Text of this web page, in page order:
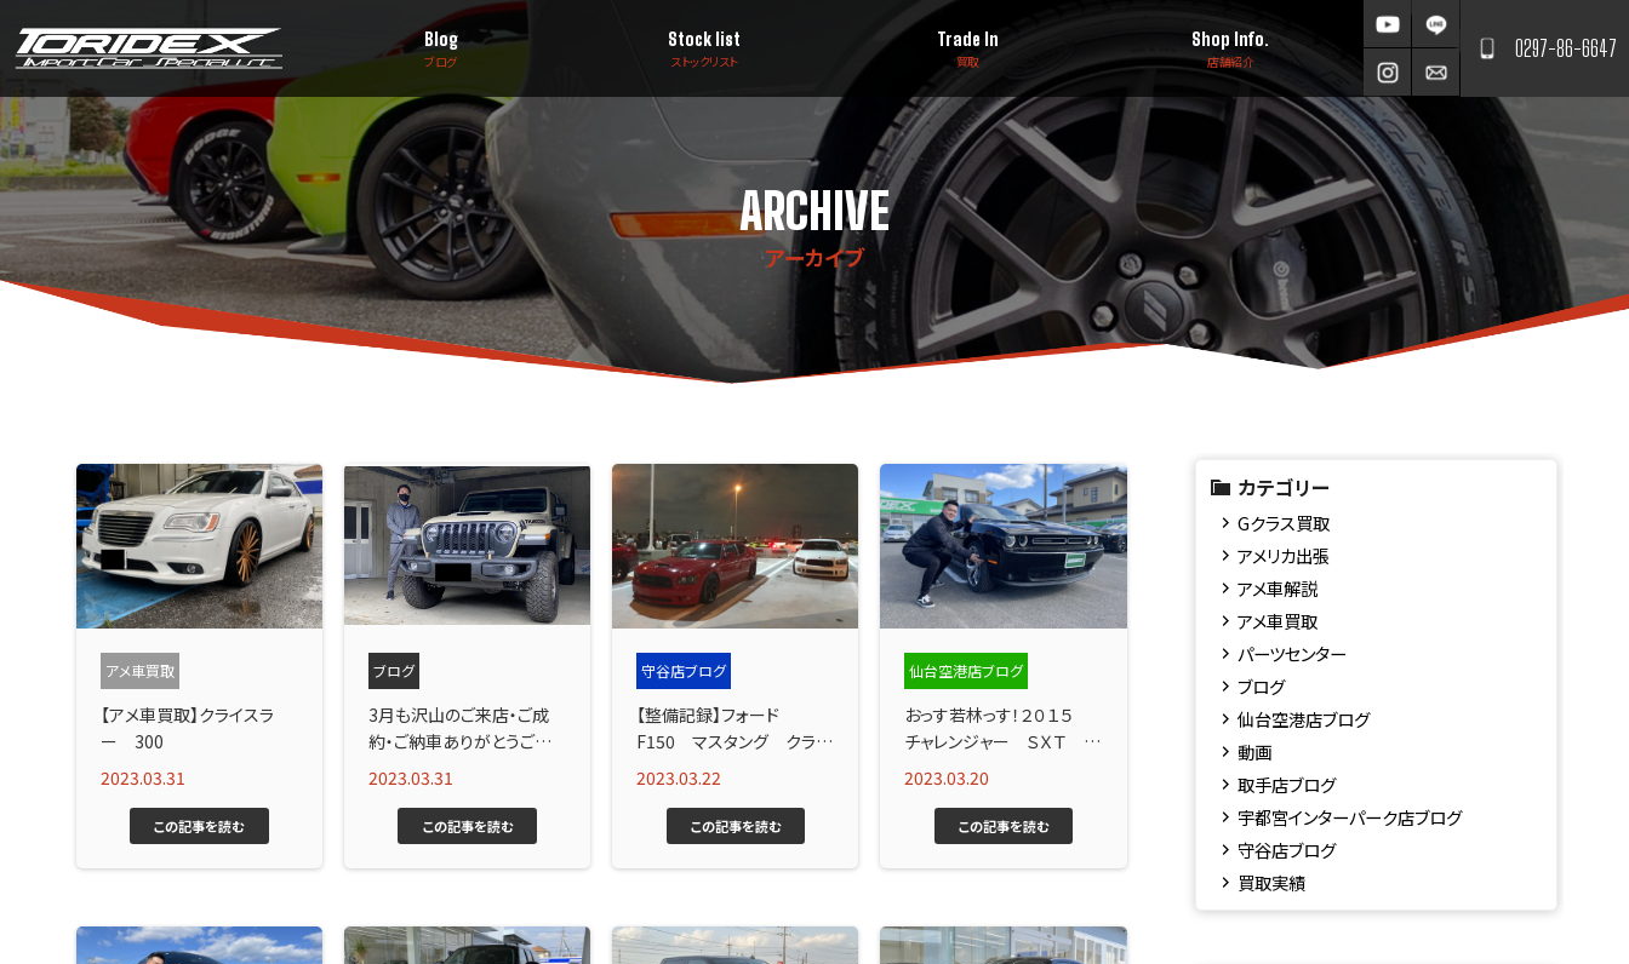
0297-86-6647
Blog
ブログ
Stock list
ストックリスト
Trade In
買取
Shop Info.
店舗紹介
ARCHIVE
アーカイブ
アメ車買取
【アメ車買取】クライスラ
ー 300
2023.03.31
この記事を読む
ブログ
3月も沢山のご来店・ご成
約・ご納車ありがとうござい
ました！
2023.03.31
この記事を読む
守谷店ブログ
【整備記録】フォード
F150 マスタング クライ
スラー300 整備中！
2023.03.22
この記事を読む
仙台空港店ブログ
おっす若林っす！２０１５
チャレンジャー ＳＸＴ プ
ラス 入庫入庫入庫入
庫！！！！
2023.03.20
この記事を読む
カテゴリー
Gクラス買取
アメリカ出張
アメ車解説
アメ車買取
パーツセンター
ブログ
仙台空港店ブログ
動画
取手店ブログ
宇都宮インターパーク店ブログ
守谷店ブログ
買取実績